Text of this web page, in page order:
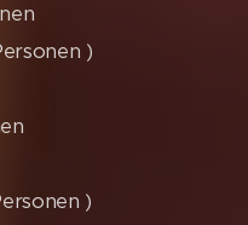
Personen )
Personen )